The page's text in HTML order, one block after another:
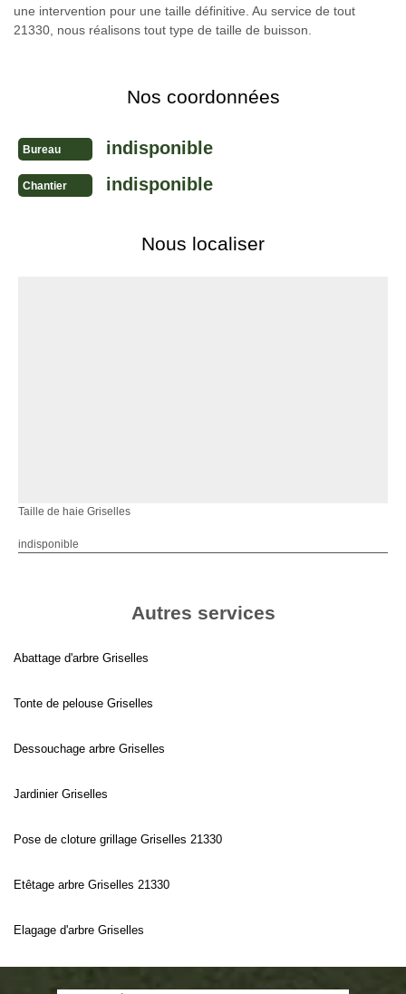
une intervention pour une taille définitive. Au service de tout
21330, nous réalisons tout type de taille de buisson.
Nos coordonnées
Bureau indisponible
Chantier indisponible
Nous localiser
Taille de haie Griselles
indisponible
Autres services
Abattage d'arbre Griselles
Tonte de pelouse Griselles
Dessouchage arbre Griselles
Jardinier Griselles
Pose de cloture grillage Griselles 21330
Etêtage arbre Griselles 21330
Elagage d'arbre Griselles